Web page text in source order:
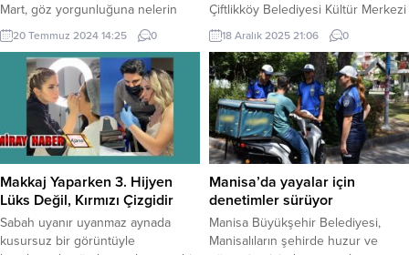
Mart, göz yorgunluğuna nelerin
sebep olduğu, belirtileri ve nasıl
tedavi edildiği hakkında
açıklamalarda bulundu. BALIKESİR
(İGFA) – Göz yorgunluğunun diğer
bir deyişle astenopinin uzun süre
odaklanmayı gerektiren aktivitelerin
sonucu olarak gözlerin kuruması
ve yorulması durumu olduğunu
ifade eden Nev Bandırma Göz
Hastalıkları...
20 Temmuz 2024 14:25 0
Çiftlikköy Belediyesi Kültür Merkezi
Salonu’nda düzenlenen ‘Kooperatif
ve Girişimcilik Semineri’,
Çiftlikköy’deki girişimci
adaylarından ilgi gördü. Çiftlikköy
Belediye Meclis Üyesi Nilüfer
Dilek’in yanı sıra Belediye Kültür,
Sanat ve Sosyal İşler Müdürü Ali
İhsan Demirhan’ın ve genç
girişimcilerin de dikkatle takip ettiği
seminerde Yalova Ticaret İl
Müdürlüğü’nden Ömer Faruk Yiğit
ve Hatice...
18 Aralık 2025 21:06 0
Makkaj Yaparken 3. Hijyen
Lüks Değil, Kırmızı Çizgidir
Sabah uyanır uyanmaz aynada
kusursuz bir görüntüyle
Manisa’da yayalar için
denetimler sürüyor
Manisa Büyükşehir Belediyesi,
Manisalıların şehirde huzur ve